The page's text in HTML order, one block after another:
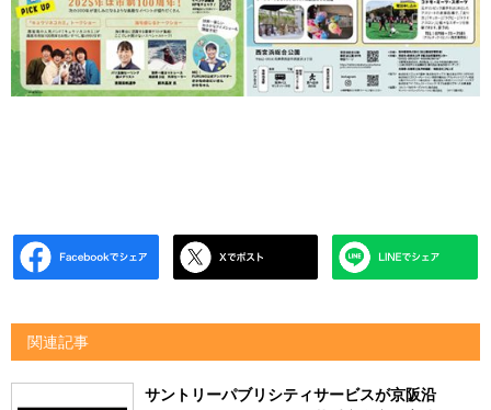
関連記事
サントリーパブリシティサービスが京阪沿